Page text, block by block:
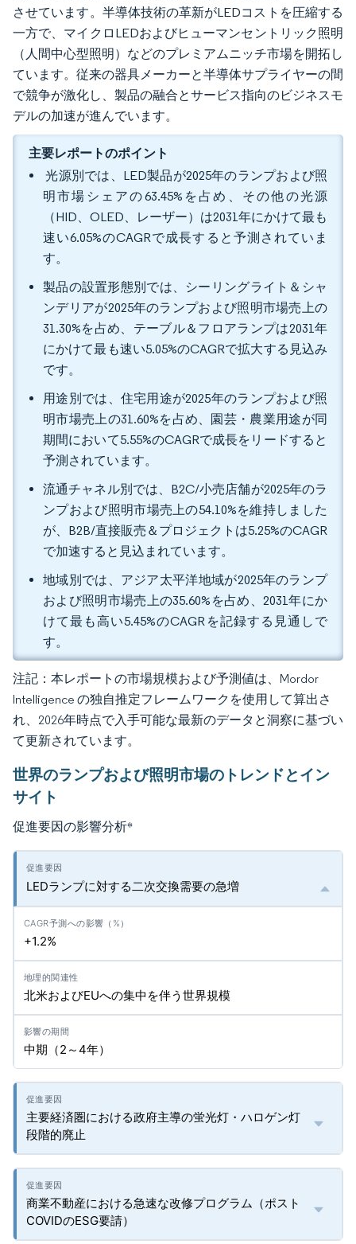
させています。半導体技術の革新がLEDコストを圧縮する
一方で、マイクロLEDおよびヒューマンセントリック照明
（人間中心型照明）などのプレミアムニッチ市場を開拓し
ています。従来の器具メーカーと半導体サプライヤーの間
で競争が激化し、製品の融合とサービス指向のビジネスモ
デルの加速が進んでいます。
主要レポートのポイント
光源別では、LED製品が2025年のランプおよび照
明市場シェアの63.45%を占め、その他の光源
（HID、OLED、レーザー）は2031年にかけて最も
速い6.05%のCAGRで成長すると予測されていま
す。
製品の設置形態別では、シーリングライト＆シャ
ンデリアが2025年のランプおよび照明市場売上の
31.30%を占め、テーブル＆フロアランプは2031年
にかけて最も速い5.05%のCAGRで拡大する見込み
です。
用途別では、住宅用途が2025年のランプおよび照
明市場売上の31.60%を占め、園芸・農業用途が同
期間において5.55%のCAGRで成長をリードすると
予測されています。
流通チャネル別では、B2C/小売店舗が2025年のラ
ンプおよび照明市場売上の54.10%を維持しました
が、B2B/直接販売＆プロジェクトは5.25%のCAGR
で加速すると見込まれています。
地域別では、アジア太平洋地域が2025年のランプ
および照明市場売上の35.60%を占め、2031年にか
けて最も高い5.45%のCAGRを記録する見通しで
す。
注記：本レポートの市場規模および予測値は、Mordor
Intelligence の独自推定フレームワークを使用して算出さ
れ、2026年時点で入手可能な最新のデータと洞察に基づい
て更新されています。
世界のランプおよび照明市場のトレンドとイン
サイト
促進要因の影響分析*
LEDランプに対する二次交換需要の急増
+1.2%
北米およびEUへの集中を伴う世界規模
中期（2～4年）
主要経済圏における政府主導の蛍光灯・ハロゲン灯
段階的廃止
商業不動産における急速な改修プログラム（ポスト
COVIDのESG要請）